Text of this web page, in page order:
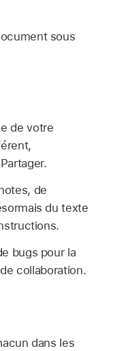
sous
de votre
de
du texte
bugs pour la
collaboration.
dans les